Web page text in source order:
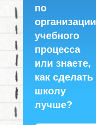
по
организации
учебного
процесса
или знаете,
как сделать
школу
лучше?